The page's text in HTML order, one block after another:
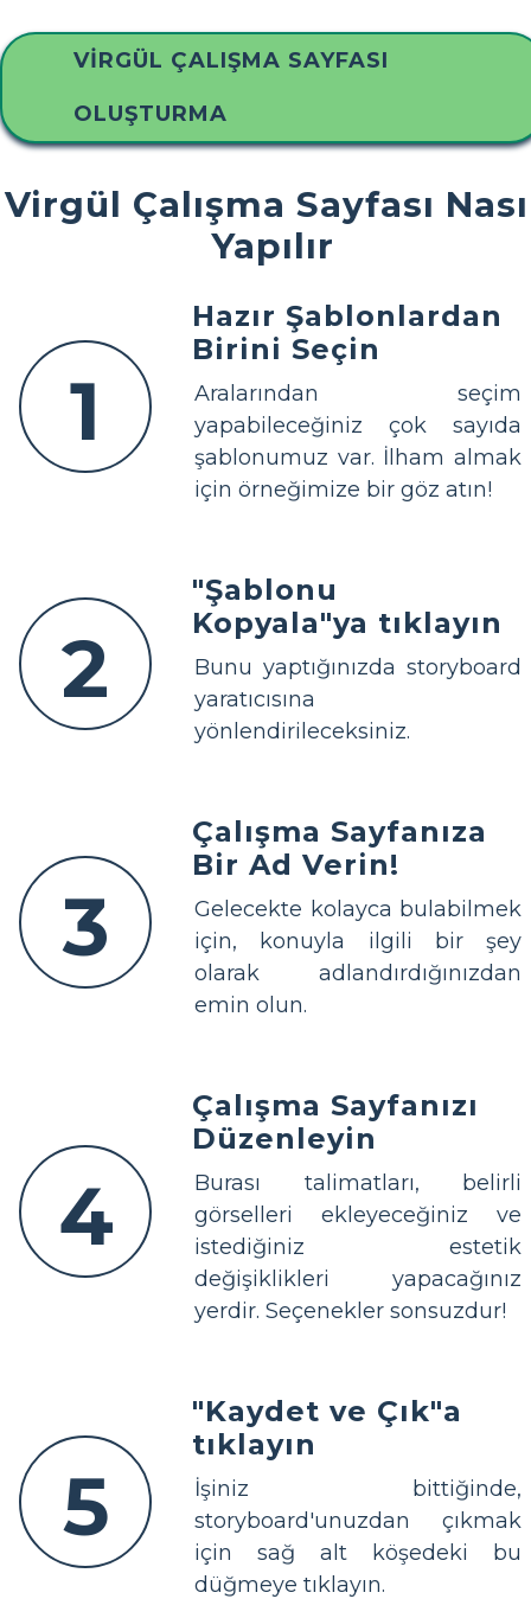
VIRGÜL ÇALIŞMA SAYFASI
OLUŞTURMA
Virgül Çalışma Sayfası
Yapılır
1
Hazır Şablonlardan
Birini Seçin
Aralarından seçim
yapabileceğiniz çok sayıda
şablonumuz var. İlham almak
için örneğimize bir göz atın!
2
"Şablonu
Kopyala"ya tıklayın
Bunu yaptığınızda storyboard
yaratıcısına
yönlendirileceksiniz.
3
Çalışma Sayfanıza
Bir Ad Verin!
Gelecekte kolayca bulabilmek
için, konuyla ilgili bir şey
olarak adlandırdığınızdan
emin olun.
4
Çalışma Sayfanızı
Düzenleyin
Burası talimatları, belirli
görselleri ekleyeceğiniz ve
istediğiniz estetik
değişiklikleri yapacağınız
yerdir. Seçenekler sonsuzdur!
5
"Kaydet ve Çık"a
tıklayın
İşiniz bittiğinde,
storyboard'unuzdan çıkmak
için sağ alt köşedeki bu
düğmeye tıklayın.